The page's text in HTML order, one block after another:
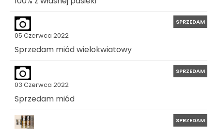
05 Czerwca 2022
SPRZEDAM
Sprzedam miód wielokwiatowy
03 Czerwca 2022
SPRZEDAM
Sprzedam miód
SPRZEDAM